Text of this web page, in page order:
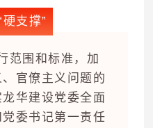
支撑”
范围和标准，加
官僚主义问题的
华建设党委全面
委书记第一责任